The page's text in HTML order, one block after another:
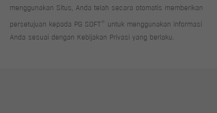
menggunakan Situs, Anda telah secara otomatis memberikan
persetujuan kepada PG SOFT ®
untuk menggunakan informasi
Anda sesuai dengan Kebijakan Privasi yang berlaku.